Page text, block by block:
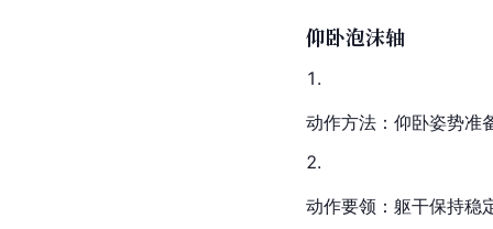
仰卧泡沫轴
动作方法：仰卧姿势准
动作要领：躯干保持稳